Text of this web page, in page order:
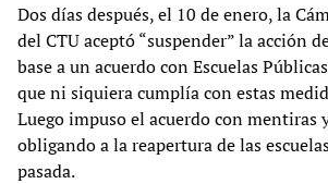
Dos días después, el 10 de enero, la
del CTU aceptó “suspender” la acción
base a un acuerdo con Escuelas
que ni siquiera cumplía con estas
Luego impuso el acuerdo con mentiras
obligando a la reapertura de las
pasada.